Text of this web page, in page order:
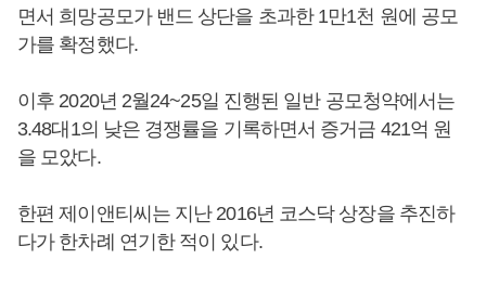
면서 희망공모가 밴드 상단을 초과한 1만1천 원에 공모
가를 확정했다.
이후 2020년 2월24~25일 진행된 일반 공모청약에서는
3.48대1의 낮은 경쟁률을 기록하면서 증거금 421억 원
을 모았다.
한편 제이앤티씨는 지난 2016년 코스닥 상장을 추진하
다가 한차례 연기한 적이 있다.